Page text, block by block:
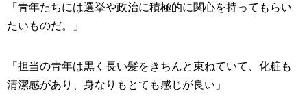
「青年たちには選挙や政治に積極的に関心を持ってもらい
たいものだ。」
「担当の青年は黒く長い髪をきちんと束ねていて、化粧も
清潔感があり、身なりもとても感じが良い」